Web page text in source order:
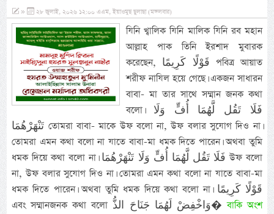
» ২৮ জুলাই, ২০২৬ ১২:০০ এএম, ইয়াওমুছ ছুলাছা (মঙ্গলবার)
যিনি খ্বালিক যিনি মালিক যিনি রব মহান
আল্লাহ পাক তিনি ইরশাদ মুবারক
করেছেন, قَوْلًا كَرِيمًا পবিত্র আয়াত
শরীফ নাযিল হয়ে গেছে। একজন সাধারন
বাবা- মা তার সাথে সম্মান জনক কথা
বলো। فَلَا تَقُل لَّهُمَا أُفٍّ وَلَا
تَنْهَرْهُمَا তোমরা বাবা- মাকে উফ বলো না, উফ বলার সুযোগ দিও না।
তোমরা এমন কথা বলো না যাতে বাবা-মা ধমক দিতে পারেন। অথবা তুমি
ধমক দিয়ে কথা বলো না। فَلَا تَقُل لَّهُمَا أُفٍّ وَلَا تَنْهَرْهُمَا উফ বলো
না, উফ বলার সুযোগ দিও না। তোমরা এমন কথা বলো না যাতে বাবা-মা
ধমক দিতে পারেন। অথবা তুমি ধমক দিয়ে কথা বলো না। قَوْلًا كَرِيمًا
এবং সম্মানজনক কথা বলো وَاخْفِضْ لَهُمَا جَنَاحَ الذُّ�বাকি অংশ